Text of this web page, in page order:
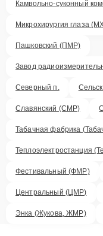
Камвольно-суконный
Микрохирургия глаза
Пашковский (ПМР)
Завод
Северный п.
Славянский (СМР)
Табачная фабрика
Теплоэлектростанция
Фестивальный (ФМР)
Центральный (ЦМР)
Энка (Жукова, ЖМР)